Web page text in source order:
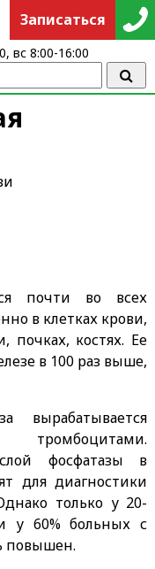
почти во всех
в клетках крови,
почках, костях. Ее
в 100 раз выше,
вырабатывается
фосфатазы в
для диагностики
только у 20-
у 60% больных с
повышен.
Записаться
вс 8:00-16:00